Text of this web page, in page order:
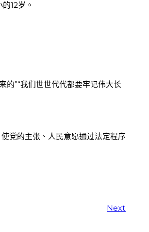
12岁。
”“我们世世代代都要牢记伟大长
党的主张、人民意愿通过法定程序
Next